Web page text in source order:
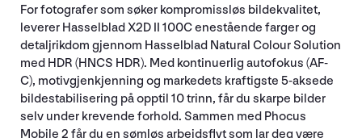
For fotografer som søker kompromissløs bildekvalitet,
leverer Hasselblad X2D II 100C enestående farger og
detaljrikdom gjennom Hasselblad Natural Colour Solution
med HDR (HNCS HDR). Med kontinuerlig autofokus (AF-
C), motivgjenkjenning og markedets kraftigste 5-aksede
bildestabilisering på opptil 10 trinn, får du skarpe bilder
selv under krevende forhold. Sammen med Phocus
Mobile 2 får du en sømløs arbeidsflyt som lar deg være